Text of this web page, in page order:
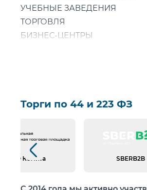
УЧЕБНЫЕ ЗАВЕДЕНИЯ
ТОРГОВЛЯ
БИЗНЕС-ЦЕНТРЫ
ГОСТИНИЧНЫЙ БИЗНЕС
ПРЕДПРИЯТИЯ ПИЩЕВОЙ
ВЕТЕРИНАРИЯ
ПРОМЫШЛЕННОСТЬ
КЛИНИНГ
Торги по 44 и 223 ФЗ
АО Комита SBERB2B
Предыдущий слайд